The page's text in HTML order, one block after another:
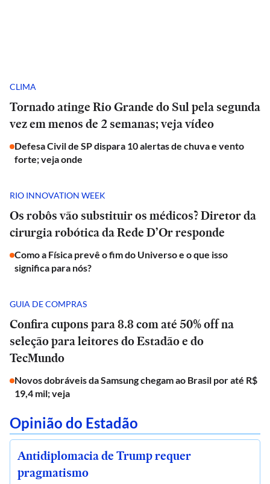
CLIMA
Tornado atinge Rio Grande do Sul pela segunda
vez em menos de 2 semanas; veja vídeo
Defesa Civil de SP dispara 10 alertas de chuva e vento
forte; veja onde
RIO INNOVATION WEEK
Os robôs vão substituir os médicos? Diretor da
cirurgia robótica da Rede D’Or responde
Como a Física prevê o fim do Universo e o que isso
significa para nós?
GUIA DE COMPRAS
Confira cupons para 8.8 com até 50% off na
seleção para leitores do Estadão e do
TecMundo
Novos dobráveis da Samsung chegam ao Brasil por até R$
19,4 mil; veja
Opinião do Estadão
Antidiplomacia de Trump requer
pragmatismo